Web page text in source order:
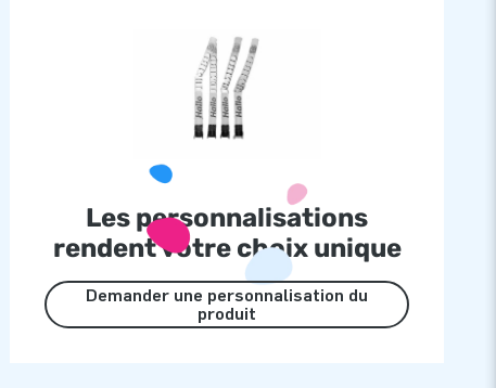
Les personnalisations
rendent votre choix unique
Demander une personnalisation du
produit